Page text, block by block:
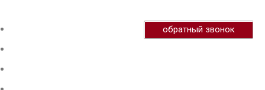
обратный звонок